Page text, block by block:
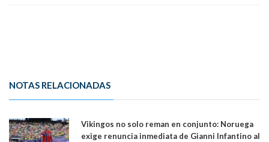
NOTAS RELACIONADAS
Vikingos no solo reman en conjunto: Noruega
exige renuncia inmediata de Gianni Infantino al